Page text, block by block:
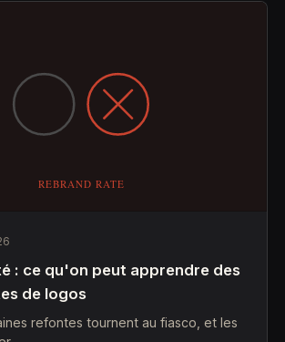
: ce qu'on peut apprendre des
de logos
refontes tournent au fiasco, et les